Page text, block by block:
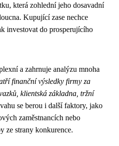
která zohlední jeho dosavadní
Kupující zase nechce
investovat do prosperujícího
a zahrnuje analýzu mnoha
finanční výsledky firmy za
klientská základna, tržní
se berou i další faktory, jako
zaměstnancích nebo
ze strany konkurence.